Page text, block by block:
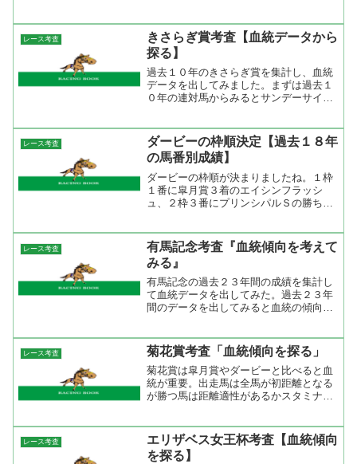
上がるかというと春の実績馬だ。過去10
年で前走ＧⅠまたはＧⅡ...
レース考査
きさらぎ賞考査【血統データから
探る】
過去１０年のきさらぎ賞を集計し、血統
データを出してみました。まずは過去１
０年の連対馬からみるとサンデーサイレ
を勝ったサンデーサイレンス産駒は出世
している。一昨年...
レース考査
ダービーの枠順決定【過去１８年
の馬番別成績】
ダービーの枠順が決まりましたね。１枠
１番に皐月賞３着のエイシンフラッシ
ュ、２枠３番にプリンシパルＳの勝ち馬
月賞４着のローズキングダム、５枠９番
に青葉賞を勝ったペルーサ、...
レース考査
有馬記念考査『血統傾向を考えて
みる』
有馬記念の過去２３年間の成績を集計し
て血統データを出してみた。過去２３年
間のデータを出してみると血統の傾向が
と前とでは全然違う。１９８６－１９９
５年の１０年では人気のR...
レース考査 菊花賞考査「血統傾向を探る」
菊花賞は皐月賞やダービーと比べると血
統が重要。出走馬は全馬が初距離となる
が勝つ馬は距離適性があるかスタミナが
駒、ダンスインザダーク産駒、サッカー
ボーイ産駒、リアルシャダ...
レース考査
エリザベス女王杯考査【血統傾向
を探る】